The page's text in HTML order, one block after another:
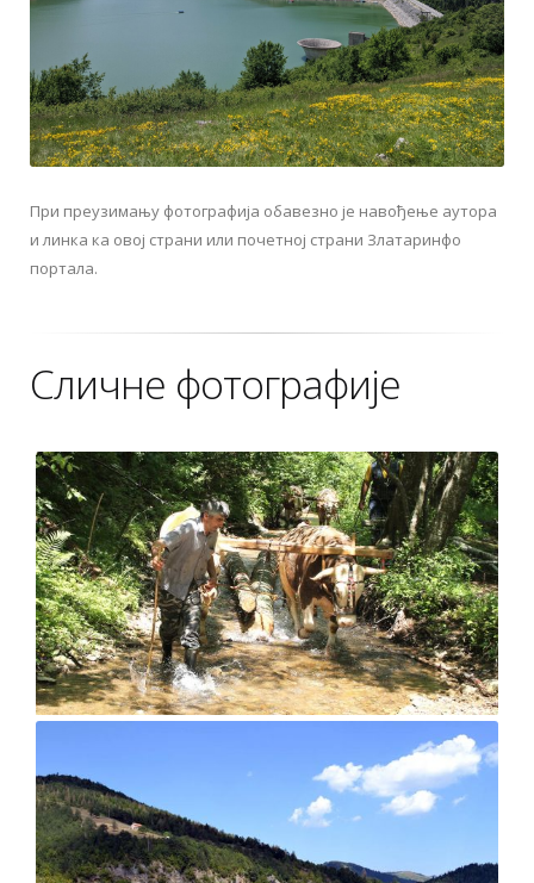
При преузимању фотографија обавезно је навођење аутора
и линка ка овој страни или почетној страни Златаринфо
портала.
Сличне фотографије